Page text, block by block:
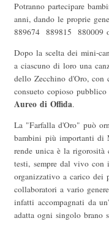
Potranno partecipare
anni, dando le proprie
889674  889815 
Dopo la scelta dei mini-
a ciascuno di loro una
dello Zecchino d'Oro, con
consueto copioso
Aureo di Offida.
La "Farfalla d'Oro" può
bambini più importanti di
rende unica è la rigorosità
testi, sempre dal vivo con
organizzativo a carico dei
collaboratori a vario
infatti accompagnati da
adatta ogni singolo brano